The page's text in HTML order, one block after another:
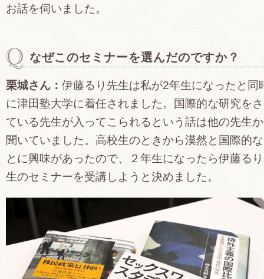
お話を伺いました。
なぜこのセミナーを選んだのですか？
栗城さん： 伊藤るり先生は私が2年生になったと同
に津田塾大学に着任されました。国際的な研究を
ている先生が入ってこられるという話は他の先生
聞いていました。高校生のときから漠然と国際的
とに興味があったので、２年生になったら伊藤る
生のセミナーを受講しようと決めました。